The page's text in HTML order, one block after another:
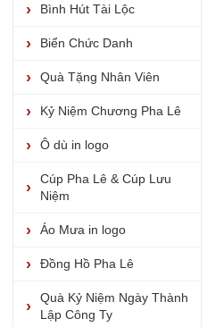
Bình Hút Tài Lộc
Biển Chức Danh
Quà Tặng Nhân Viên
Kỷ Niệm Chương Pha Lê
Ô dù in logo
Cúp Pha Lê & Cúp Lưu
Niệm
Áo Mưa in logo
Đồng Hồ Pha Lê
Quà Kỷ Niệm Ngày Thành
Lập Công Ty